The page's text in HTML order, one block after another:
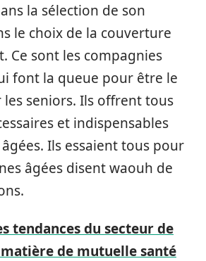
la sélection de son
le choix de la couverture
Ce sont les compagnies
font la queue pour être le
seniors. Ils offrent tous
et indispensables
Ils essaient tous pour
âgées disent waouh de
tendances du secteur de
de mutuelle santé